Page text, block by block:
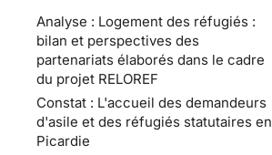
Analyse : Logement des réfugiés :
bilan et perspectives des
partenariats élaborés dans le cadre
du projet RELOREF
Constat : L'accueil des demandeurs
d'asile et des réfugiés statutaires en
Picardie